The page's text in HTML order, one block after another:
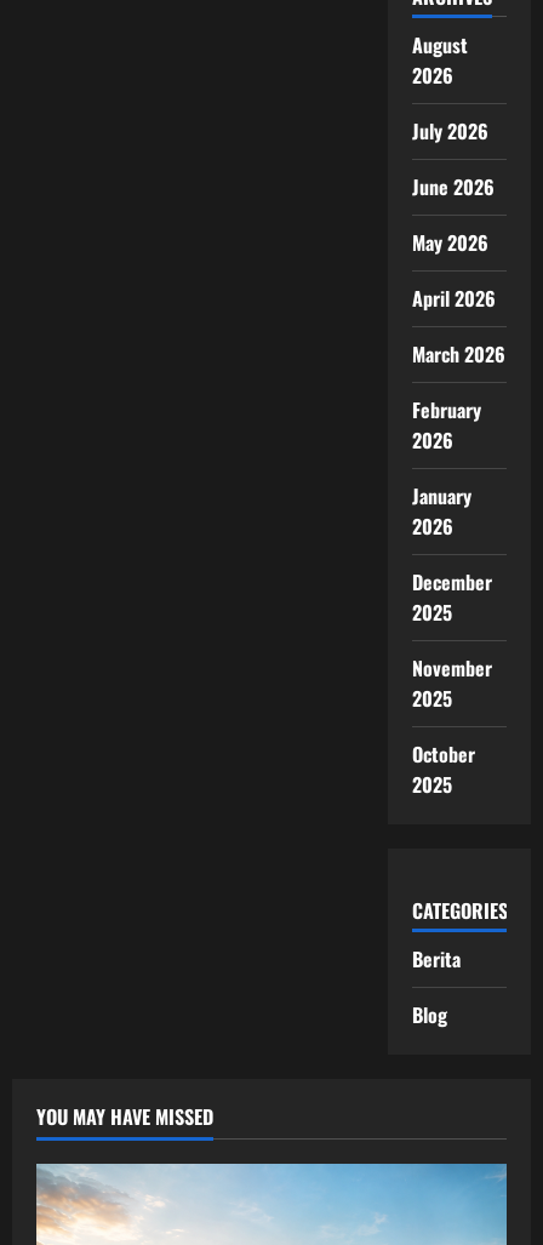
August
2026
July 2026
June 2026
May 2026
April 2026
March 2026
February
2026
January
2026
December
2025
November
2025
October
2025
CATEGORIES
Berita
Blog
YOU MAY HAVE MISSED